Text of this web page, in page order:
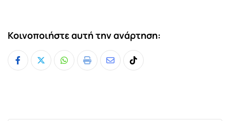
Κοινοποιήστε αυτή την ανάρτηση:
Whatsapp
Print
ShareTiktok